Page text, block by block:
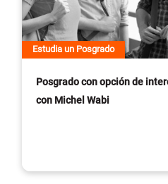
Estudia un Posgrado
Posgrado con opción de
con Michel Wabi